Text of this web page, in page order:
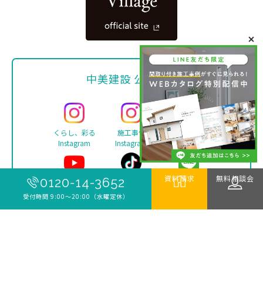
0120-14-3652
受付時間 9:00〜20:00（水曜定休）
資料請求 無料相談会
中美建設 公式SNS
くらし、彩る
Instagram
施工事例
Instagram
Facebook
YouTube TikTok LINE